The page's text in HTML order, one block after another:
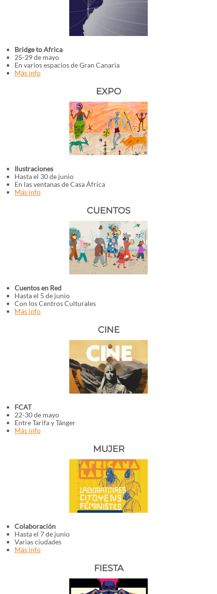
Bridge to Africa
25-29 de mayo
En varios espacios de Gran Canaria
Más info
EXPO
Ilustraciones
Hasta el 30 de junio
En las ventanas de Casa África
Más info
CUENTOS
Cuentos en Red
Hasta el 5 de junio
Con los Centros Culturales
Más info
CINE
FCAT
22-30 de mayo
Entre Tarifa y Tánger
Más info
MUJER
Colaboración
Hasta el 7 de junio
Varias ciudades
Más info
FIESTA